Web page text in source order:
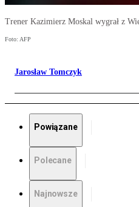
Trener Kazimierz Moskal wygrał z
Foto: AFP
Jarosław Tomczyk
Powiązane
Polecane
Najnowsze